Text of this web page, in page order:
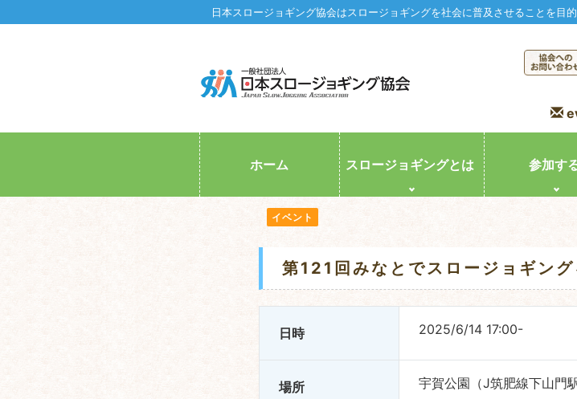
日本スロージョギング協会はスロージョギングを社会に普及させることを目
ホーム スロージョギングとは 参加す
イベント
第121回みなとでスロージョギン
日時 2025/6/14 17:00-
場所 宇賀公園（J筑肥線下山門駅